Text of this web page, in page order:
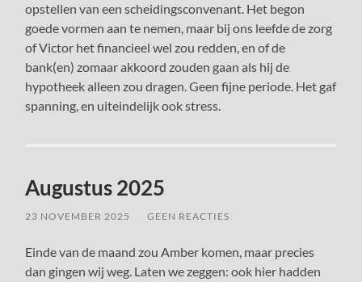
opstellen van een scheidingsconvenant. Het begon
goede vormen aan te nemen, maar bij ons leefde de zorg
of Victor het financieel wel zou redden, en of de
bank(en) zomaar akkoord zouden gaan als hij de
hypotheek alleen zou dragen. Geen fijne periode. Het gaf
spanning, en uiteindelijk ook stress.
Augustus 2025
23 NOVEMBER 2025 GEEN REACTIES
Einde van de maand zou Amber komen, maar precies
dan gingen wij weg. Laten we zeggen: ook hier hadden